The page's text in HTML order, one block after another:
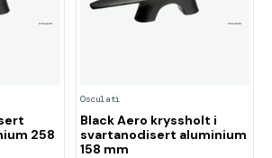
258
Osculati
Black Aero kryssholt i
svartanodisert aluminium
158 mm